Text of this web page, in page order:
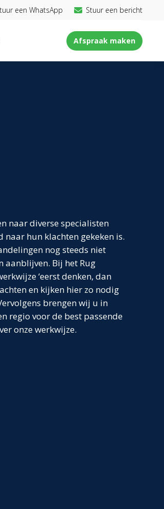
een WhatsApp Stuur een bericht
Afspraak maken
naar diverse specialisten
hun klachten gekeken is.
nog steeds niet
aanblijven. Bij het Rug
‘eerst denken, dan
en kijken hier zo nodig
brengen wij u in
regio voor de best passende
onze werkwijze.